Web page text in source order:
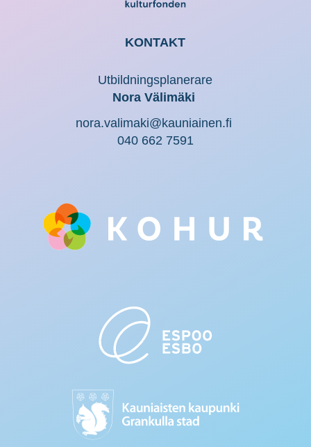
KONTAKT
Utbildningsplanerare
Nora Välimäki
nora.valimaki@kauniainen.fi
040 662 7591